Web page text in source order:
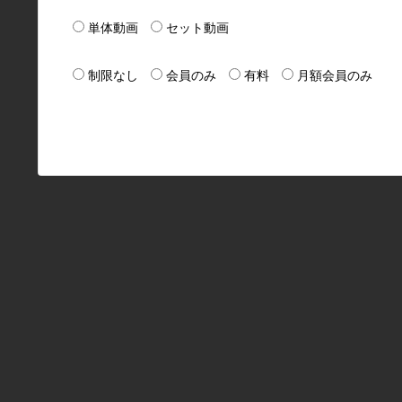
単体動画 セット動画
制限なし 会員のみ 有料 月額会員のみ